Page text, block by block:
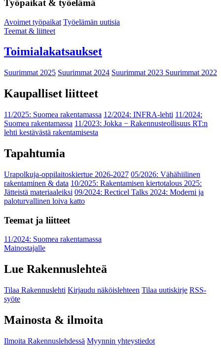
Työpaikat & työelämä
Avoimet työpaikat Työelämän uutisia
Teemat & liitteet
Toimialakatsaukset
Suurimmat 2025 Suurimmat 2024 Suurimmat 2023 Suurimmat 2022
Kaupalliset liitteet
11/2025: Suomea rakentamassa 12/2024: INFRA-lehti 11/2024:
Suomea rakentamassa 11/2023: Jokka − Rakennusteollisuus RT:n
lehti kestävästä rakentamisesta
Tapahtumia
Urapolkuja-oppilaitoskiertue 2026-2027 05/2026: Vähähiilinen
rakentaminen & data 10/2025: Rakentamisen kiertotalous 2025:
Jätteistä materiaaleiksi 09/2024: Recticel Talks 2024: Moderni ja
paloturvallinen loiva katto
Teemat ja liitteet
11/2024: Suomea rakentamassa
Mainostajalle
Lue Rakennuslehteä
Tilaa Rakennuslehti Kirjaudu näköislehteen Tilaa uutiskirje RSS-
syöte
Mainosta & ilmoita
Ilmoita Rakennuslehdessä Myynnin yhteystiedot